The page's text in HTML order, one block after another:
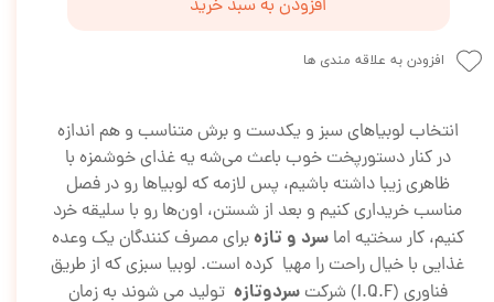
افزودن به سبد خرید
افزودن به علاقه مندی ها
انتخاب لوبیاهای سبز و یکدست و برش متناسب و هم اندازه
در کنار دستور‌پخت خوب باعث می‌شه یه غذای خوشمزه با
ظاهری زیبا داشته باشیم، پس لازمه که لوبیا‌ها رو در فصل
مناسب خریداری کنیم و بعد از شستن، اون‌ها رو با سلیقه خرد
کنیم، کار سختیه اما سرد و تازهبرای مصرف کنندگان یک وعده
غذایی با خیال راحت را مهیا کرده است. لوبیا سبزی که از طریق
فناوری (I.Q.F) شرکت
سردوتازه تولید می شوند به زمان